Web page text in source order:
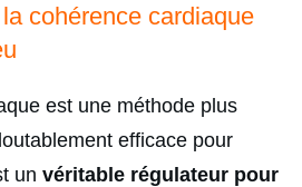
cohérence cardiaque
est une méthode plus
efficace pour
un véritable régulateur pour